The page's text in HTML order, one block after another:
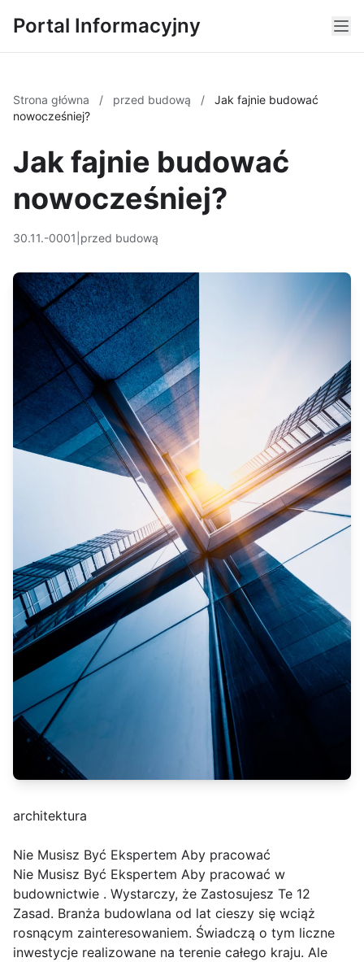
Portal Informacyjny
Strona główna / przed budową /
Jak fajnie budować
nowocześniej?
Jak fajnie budować
nowocześniej?
30.11.-0001 przed budową
architektura
Nie Musisz Być Ekspertem Aby pracować
Nie Musisz Być Ekspertem Aby pracować w
budownictwie . Wystarczy, że Zastosujesz Te 12
Zasad. Branża budowlana od lat cieszy się wciąż
rosnącym zainteresowaniem. Świadczą o tym liczne
inwestycje realizowane na terenie całego kraju. Ale